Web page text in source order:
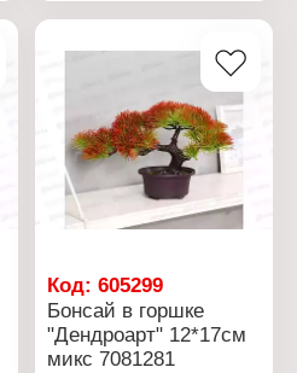
Размер: 8х25 см
Код:605299
Бонсай в горшке
"Дендроарт" 12*17см
микс 7081281